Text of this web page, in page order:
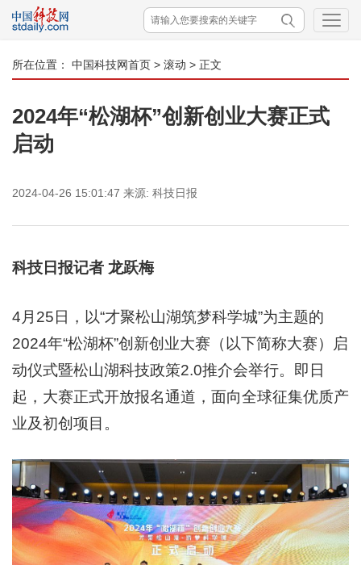
所在位置： 中国科技网首页 > 滚动 > 正文
2024年“松湖杯”创新创业大赛正式
启动
2024-04-26 15:01:47 来源: 科技日报
科技日报记者 龙跃梅
4月25日，以“才聚松山湖筑梦科学城”为主题的
2024年“松湖杯”创新创业大赛（以下简称大赛）启
动仪式暨松山湖科技政策2.0推介会举行。即日
起，大赛正式开放报名通道，面向全球征集优质产
业及初创项目。